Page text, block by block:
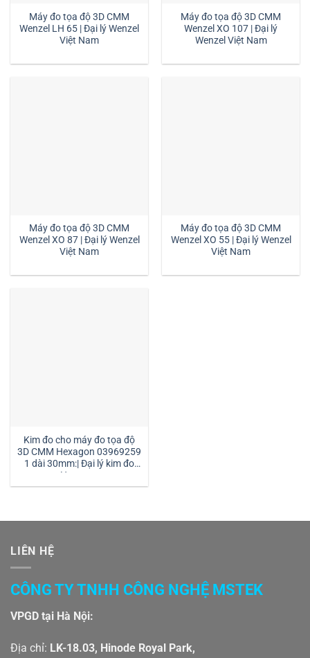
Máy đo tọa độ 3D CMM
Wenzel LH 65 | Đại lý Wenzel
Việt Nam
Máy đo tọa độ 3D CMM
Wenzel XO 107 | Đại lý
Wenzel Việt Nam
Máy đo tọa độ 3D CMM
Wenzel XO 87 | Đại lý Wenzel
Việt Nam
Máy đo tọa độ 3D CMM
Wenzel XO 55 | Đại lý Wenzel
Việt Nam
Kim đo cho máy đo tọa độ
3D CMM Hexagon 03969259
1 dài 30mm:| Đại lý kim đo
Hexagon
LIÊN HỆ
CÔNG TY TNHH CÔNG NGHỆ MSTEK
VPGD tại Hà Nội:
Địa chỉ: LK-18.03, Hinode Royal Park,